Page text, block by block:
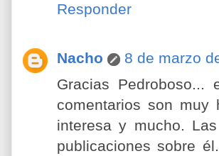
Responder
Nacho
8 de marzo
Gracias
comentarios son muy
interesa y mucho.
publicaciones sobre